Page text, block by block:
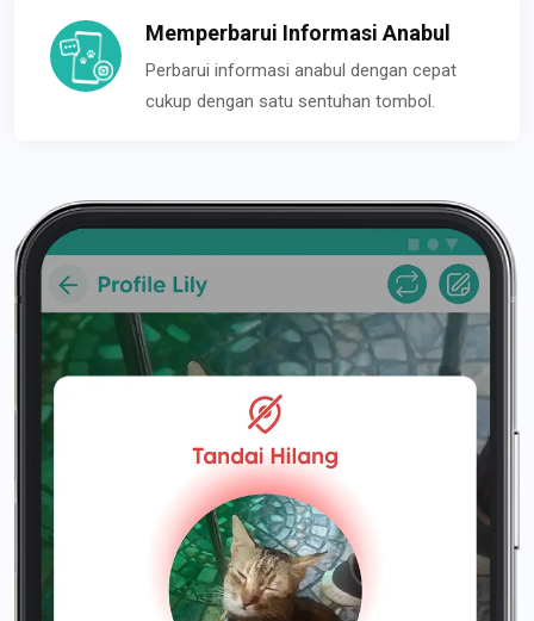
Memperbarui Informasi Anabul
Perbarui informasi anabul dengan cepat
cukup dengan satu sentuhan tombol.